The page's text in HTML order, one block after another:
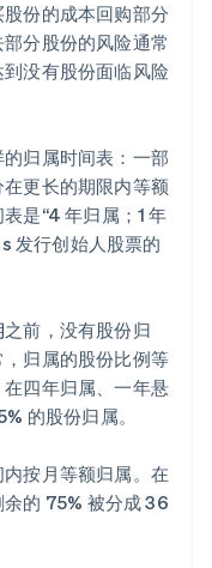
份的成本回购部分
分股份的风险通常
没有股份面临风险
归属时间表：一部
更长的期限内等额
是“4 年归属；1 年
发行创始人股票的
之前，没有股份归
归属的股份比例等
四年归属、一年悬
的股份归属。
按月等额归属。在
的 75% 被分成 36